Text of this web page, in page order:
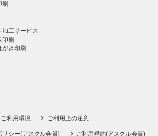
刷
加工サービス
印刷
がき印刷
ご利用環境 ご利用上の注意
リシー(アスクル会員) ご利用規約(アスクル会員)